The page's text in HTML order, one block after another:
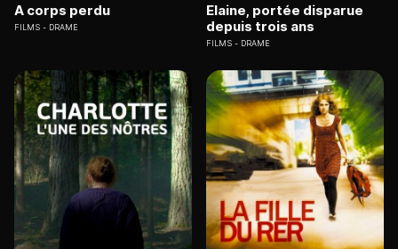
A corps perdu
FILMS DRAME
Elaine, portée disparue
depuis trois ans
FILMS DRAME